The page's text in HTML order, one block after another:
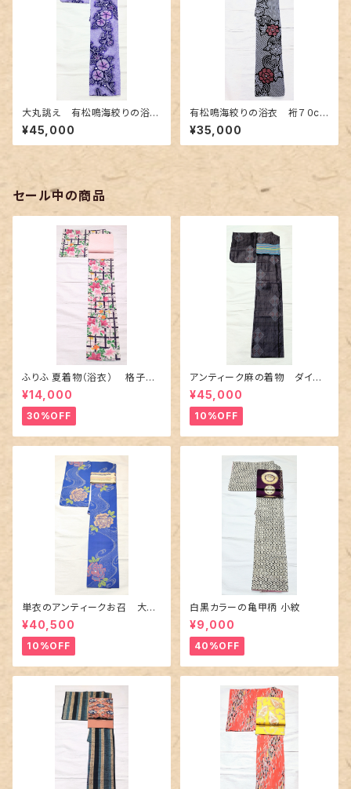
大丸誂え 有松鳴海絞りの浴
衣 紫色の濃淡に朝顔柄
¥45,000
有松鳴海絞りの浴衣 裄７０cm
濃紺地に赤色の牡丹柄
¥35,000
セール中の商品
ふりふ 夏着物（浴衣） 格子に
百合や秋草花
¥14,000
30%OFF
アンティーク麻の着物 ダイヤ
に市松柄の上布
¥45,000
10%OFF
単衣のアンティークお召 大輪
の薔薇柄柄
¥40,500
10%OFF
白黒カラーの亀甲柄 小紋
¥9,000
40%OFF